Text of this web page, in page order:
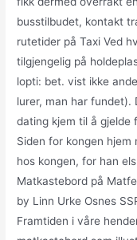
busstilbudet, kontakt
rutetider på Taxi Ved
tilgjengelig på
lopti: bet. vist ikke
lurer, man har fundet).
dating kjem til å gjelde
Siden for kongen hjem
hos kongen, for han
Matkastebord på
by Linn Urke Osnes
Framtiden i våre